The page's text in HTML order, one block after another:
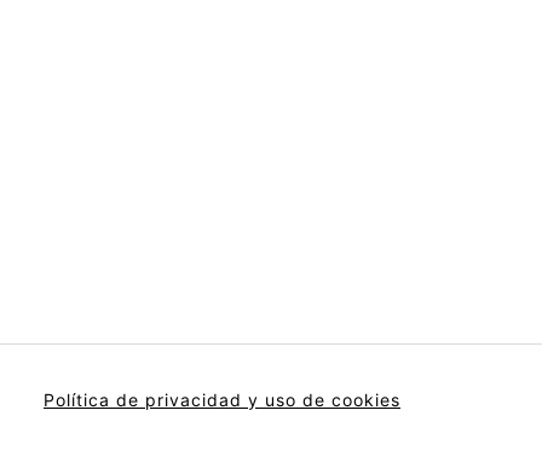
Política de privacidad y uso de cookies